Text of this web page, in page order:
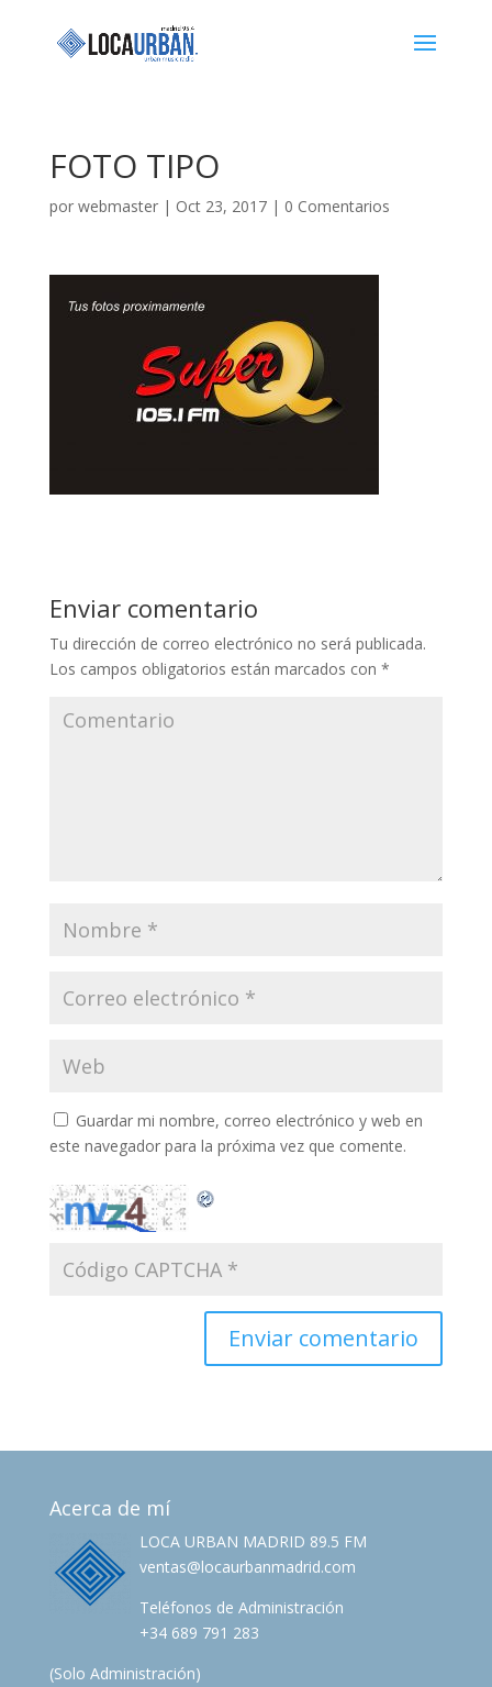
FOTO TIPO
por webmaster| Oct 23, 2017| 0 Comentarios
Enviar comentario
Tu dirección de correo electrónico no será publicada.
Los campos obligatorios están marcados con *
Guardar mi nombre, correo electrónico y web en
este navegador para la próxima vez que comente.
Acerca de mí
LOCA URBAN MADRID 89.5 FM
ventas@locaurbanmadrid.com
Teléfonos de Administración
+34 689 791 283
(Solo Administración)